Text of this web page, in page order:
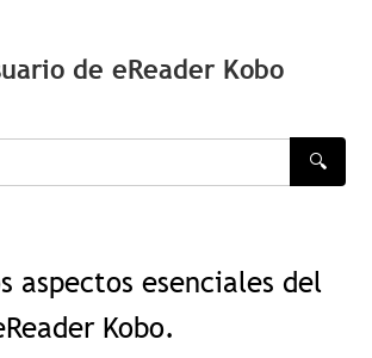
de eReader Kobo
🔍
aspectos esenciales del
Kobo.